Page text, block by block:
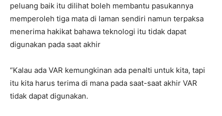
peluang baik itu dilihat boleh membantu pasukannya
memperoleh tiga mata di laman sendiri namun terpaksa
menerima hakikat bahawa teknologi itu tidak dapat
digunakan pada saat akhir
“Kalau ada VAR kemungkinan ada penalti untuk kita, tapi
itu kita harus terima di mana pada saat-saat akhir VAR
tidak dapat digunakan.